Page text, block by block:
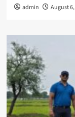
admin August